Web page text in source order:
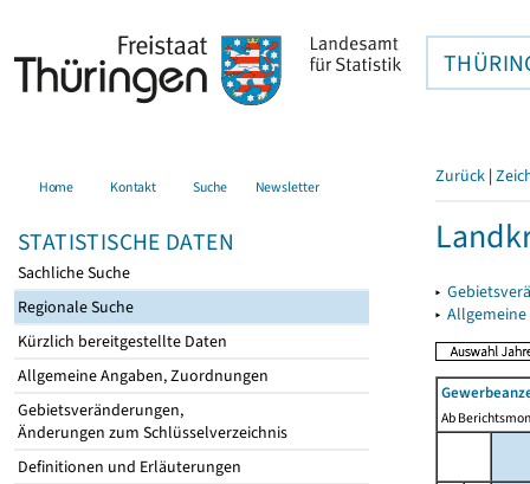
Home Kontakt Suche Newsletter
STATISTISCHE DATEN
Sachliche Suche
Regionale Suche
Kürzlich bereitgestellte Daten
Allgemeine Angaben, Zuordnungen
Gebietsveränderungen,
Änderungen zum Schlüsselverzeichnis
Definitionen und Erläuterungen
Zurück |
▸
▸
Ab